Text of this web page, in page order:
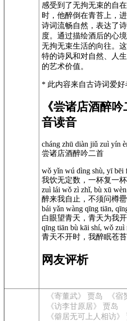
感受到了无拘无束的自
时，他醉倒在青苔上，
诗词流畅自然，表达了
度。通过描绘酒后的心
无拘无束生活的向往。
特的诗风和对自然、人
的艺术价值。
* 此内容来自古诗词爱
《尝诸店酒醉
音读音
cháng zhū diàn jiǔ zuì yín
尝诸店酒醉吟二首
wǒ yǐn wú dìng shù, yī bēi
我饮无定数，一杯复一杯
zuì lái wǒ zì zhǐ, bù xū
醉来我自止，不须问樽罍
bái yǎn wàng qīng tiān,
白眼望青天，青天为我开
qīng tiān bù kāi shí, wǒ zuì
青天不开时，我醉眠苍苔
网友评析
《寄董武》 贾岛
《
《访李甘原居》 贾岛
《僻居无可上人相访》